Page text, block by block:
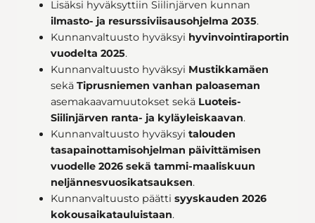
Lisäksi hyväksyttiin Siilinjärven kunnan
ilmasto- ja resurssiviisausohjelma 2035.
Kunnanvaltuusto hyväksyi hyvinvointiraportin
vuodelta 2025.
Kunnanvaltuusto hyväksyi Mustikkamäen
sekä Tiprusniemen vanhan paloaseman
asemakaavamuutokset sekä Luoteis-
Siilinjärven ranta- ja kyläyleiskaavan.
Kunnanvaltuusto hyväksyi talouden
tasapainottamisohjelman päivittämisen
vuodelle 2026 sekä tammi-maaliskuun
neljännesvuosikatsauksen.
Kunnanvaltuusto päätti syyskauden 2026
kokousaikatauluistaan.